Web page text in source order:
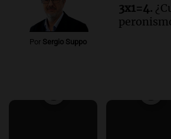
Por Sergio Suppo
3x1=4.